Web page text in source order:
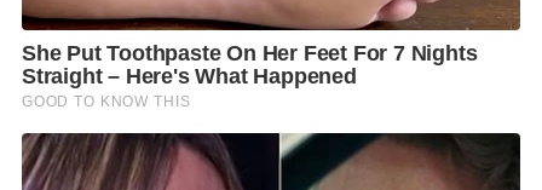
เข้ามาอยู่ในราชอาณาจักรเป็นการชั่วคราว ตามสิทธิการ
ยกเว้นการตรวจลงตราได้ไม่เกิน 14 วัน ประเภท ผผ.14
สำหรับกัมพูชาและเมียนมา
อีกทั้งขยายระยะเวลาการอนุญาตให้พำนักอยู่ในราช
อาณาจักรเป็นการชั่วคราวเพิ่มเติมอีก 15 วัน ได้แก่